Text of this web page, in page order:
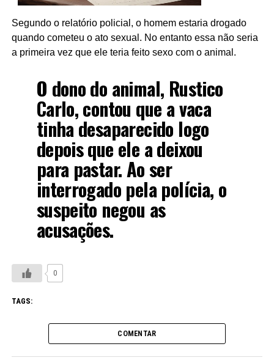
Segundo o relatório policial, o homem estaria drogado
quando cometeu o ato sexual. No entanto essa não seria
a primeira vez que ele teria feito sexo com o animal.
O dono do animal, Rustico
Carlo, contou que a vaca
tinha desaparecido logo
depois que ele a deixou
para pastar. Ao ser
interrogado pela polícia, o
suspeito negou as
acusações.
0
TAGS:
COMENTAR